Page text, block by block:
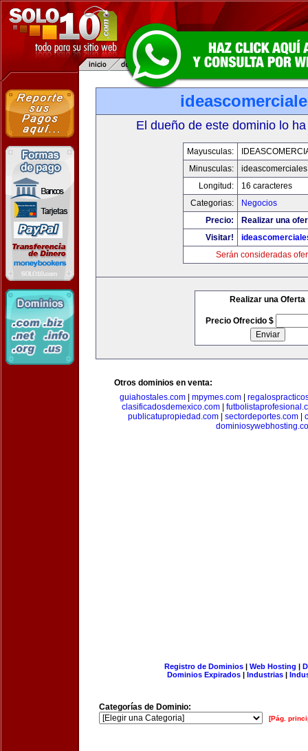
El dueño de este dominio lo
Mayusculas:
Minusculas:
Longitud:
16 caracteres
Categorias:
Negocios
Precio:
Realizar una
Visitar!
Serán consideradas
Realizar una Oferta
Precio Ofrecido $
Otros dominios en venta:
guiahostales.com| mpymes.com|
clasificadosdemexico.com|
publicatupropiedad.com
sectordeportes.com
Registro de Dominios| Web Hosting |
Dominios Expirados | Industrias |
Categorías de Dominio:
[Pág.